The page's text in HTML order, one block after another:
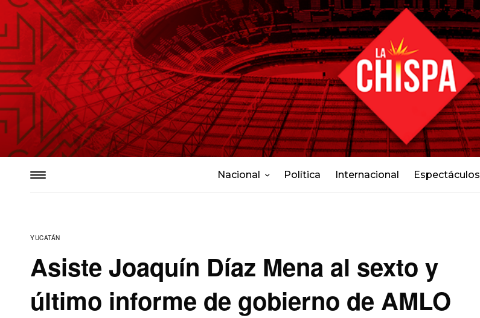
Nacional Política Internacional Espectáculos
YUCATÁN
Asiste Joaquín Díaz Mena al sexto y
último informe de gobierno de AMLO